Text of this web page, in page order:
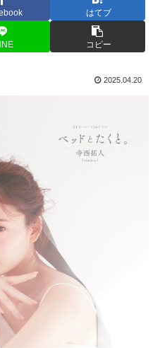
はてブ
コピー
2025.04.20